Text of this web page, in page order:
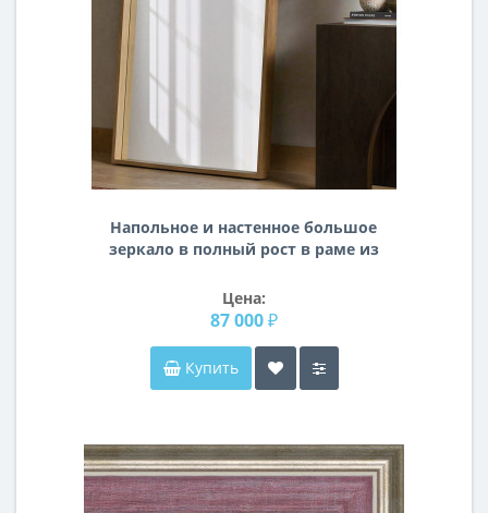
Напольное и настенное большое
зеркало в полный рост в раме из
Цена:
87 000 ₽
Купить